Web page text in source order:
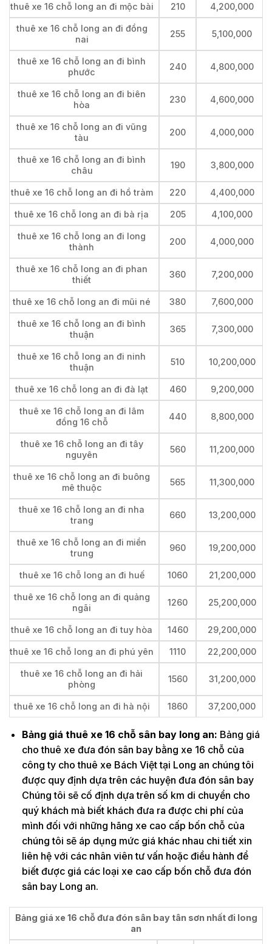
thuê xe 16 chỗ long an đi mộc bài 210 4,200,000
thuê xe 16 chỗ long an đi đồng
nai
255 5,100,000
thuê xe 16 chỗ long an đi bình
phước
240 4,800,000
thuê xe 16 chỗ long an đi biên
hòa
230 4,600,000
thuê xe 16 chỗ long an đi vũng
tàu
200 4,000,000
thuê xe 16 chỗ long an đi bình
châu
190 3,800,000
thuê xe 16 chỗ long an đi hồ tràm 220 4,400,000
thuê xe 16 chỗ long an đi bà rịa 205 4,100,000
thuê xe 16 chỗ long an đi long
thành
200 4,000,000
thuê xe 16 chỗ long an đi phan
thiết
360 7,200,000
thuê xe 16 chỗ long an đi mũi né 380 7,600,000
thuê xe 16 chỗ long an đi bình
thuận
365 7,300,000
thuê xe 16 chỗ long an đi ninh
thuận
510 10,200,000
thuê xe 16 chỗ long an đi đà lạt 460 9,200,000
thuê xe 16 chỗ long an đi lâm
đồng 16 chỗ
440 8,800,000
thuê xe 16 chỗ long an đi tây
nguyên
560 11,200,000
thuê xe 16 chỗ long an đi buông
mê thuộc
565 11,300,000
thuê xe 16 chỗ long an đi nha
trang
660 13,200,000
thuê xe 16 chỗ long an đi miền
trung
960 19,200,000
thuê xe 16 chỗ long an đi huế 1060 21,200,000
thuê xe 16 chỗ long an đi quảng
ngãi
1260 25,200,000
thuê xe 16 chỗ long an đi tuy hòa 1460 29,200,000
thuê xe 16 chỗ long an đi phú yên 1110 22,200,000
thuê xe 16 chỗ long an đi hải
phòng
1560 31,200,000
thuê xe 16 chỗ long an đi hà nội 1860 37,200,000
Bảng giá thuê xe 16 chỗ sân bay long an: Bảng giá
cho thuê xe đưa đón sân bay bằng xe 16 chỗ của
công ty cho thuê xe Bách Việt tại Long an chúng tôi
được quy định dựa trên các huyện đưa đón sân bay
Chúng tôi sẽ cố định dựa trên số km di chuyển cho
quý khách mà biết khách đưa ra được chi phí của
mình đối với những hãng xe cao cấp bốn chỗ của
chúng tôi sẽ áp dụng mức giá khác nhau chi tiết xin
liên hệ với các nhân viên tư vấn hoặc điều hành để
biết được giá các loại xe cao cấp bốn chỗ đưa đón
sân bay Long an.
Bảng giá xe 16 chỗ đưa đón sân bay tân sơn nhất đi long
an